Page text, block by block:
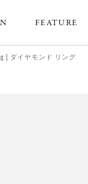
FEATURE
| ダイヤモンド リング